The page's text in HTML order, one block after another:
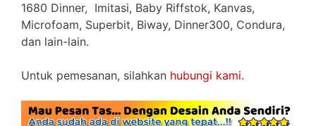
1680 Dinner, Imitasi, Baby Riffstok, Kanvas,
Microfoam, Superbit, Biway, Dinner300, Condura,
dan lain-lain.
Untuk pemesanan, silahkan hubungi kami.